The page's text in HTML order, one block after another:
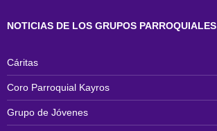
NOTICIAS DE LOS GRUPOS PARROQUIALES
Cáritas
Coro Parroquial Kayros
Grupo de Jóvenes